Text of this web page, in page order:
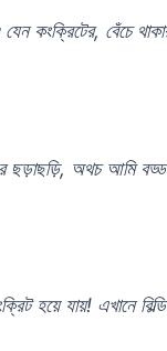
কংক্রিটের, বেঁচে
ছড়াছড়ি, অথচ আমি
হয়ে যায়! এখানে